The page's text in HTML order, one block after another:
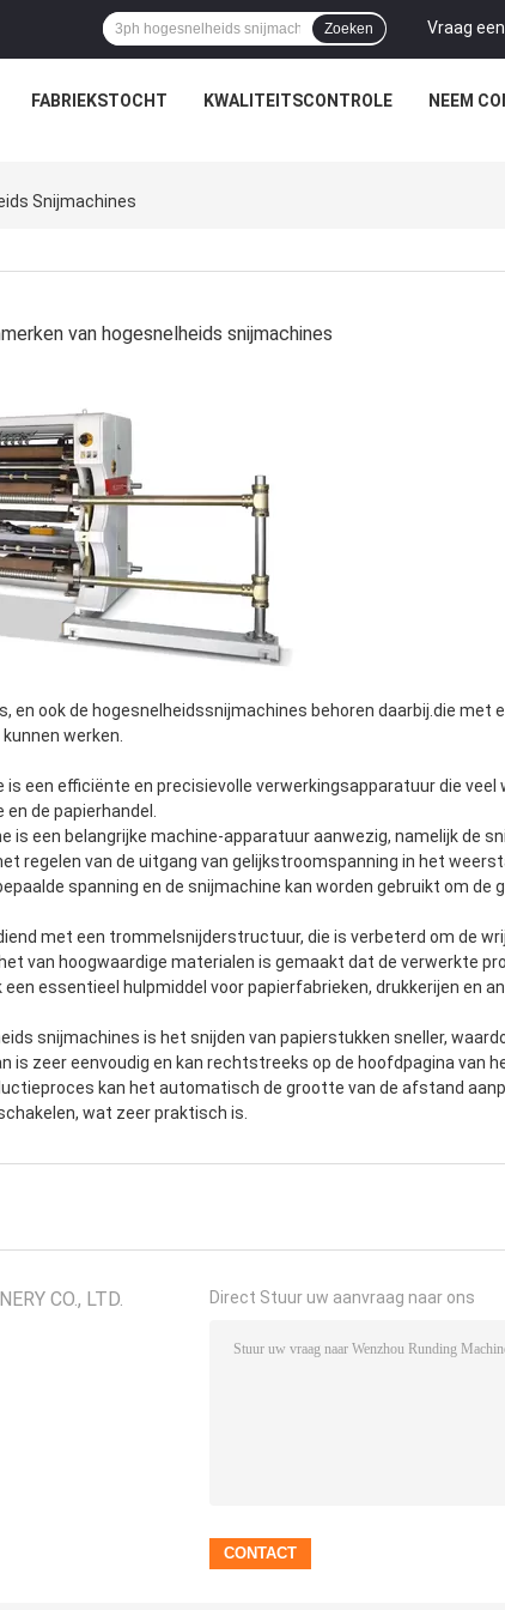
Vraag
Zoeken
FABRIEKSTOCHT KWALITEITSCONTROLE NEEM
Snijmachines
van hogesnelheids snijmachines
en ook de hogesnelheidssnijmachines behoren daarbij.die met
werken.
is een efficiënte en precisievolle verwerkingsapparatuur die veel
de papierhandel.
is een belangrijke machine-apparatuur aanwezig, namelijk de
regelen van de uitgang van gelijkstroomspanning in het
spanning en de snijmachine kan worden gebruikt om de
met een trommelsnijderstructuur, die is verbeterd om de
van hoogwaardige materialen is gemaakt dat de verwerkte
essentieel hulpmiddel voor papierfabrieken, drukkerijen en
snijmachines is het snijden van papierstukken sneller,
is zeer eenvoudig en kan rechtstreeks op de hoofdpagina van
kan het automatisch de grootte van de afstand
wat zeer praktisch is.
CO., LTD. Direct Stuur uw aanvraag naar ons